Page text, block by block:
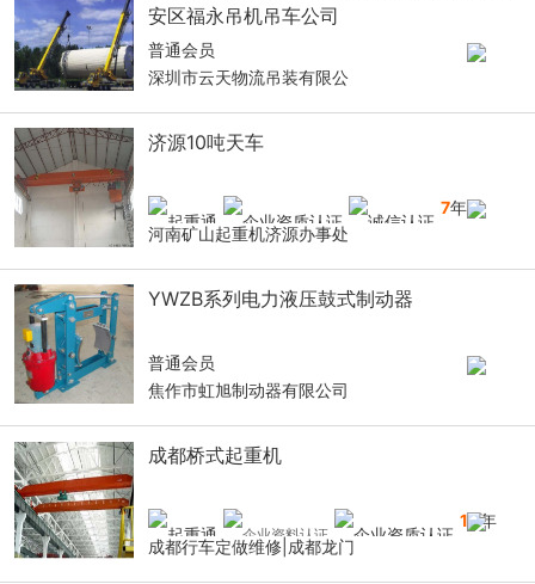
安区福永吊机吊车公司
普通会员
深圳市云天物流吊装有限公
济源10吨天车
7年
河南矿山起重机济源办事处
YWZB系列电力液压鼓式制动器
普通会员
焦作市虹旭制动器有限公司
成都桥式起重机
10年
成都行车定做维修|成都龙门